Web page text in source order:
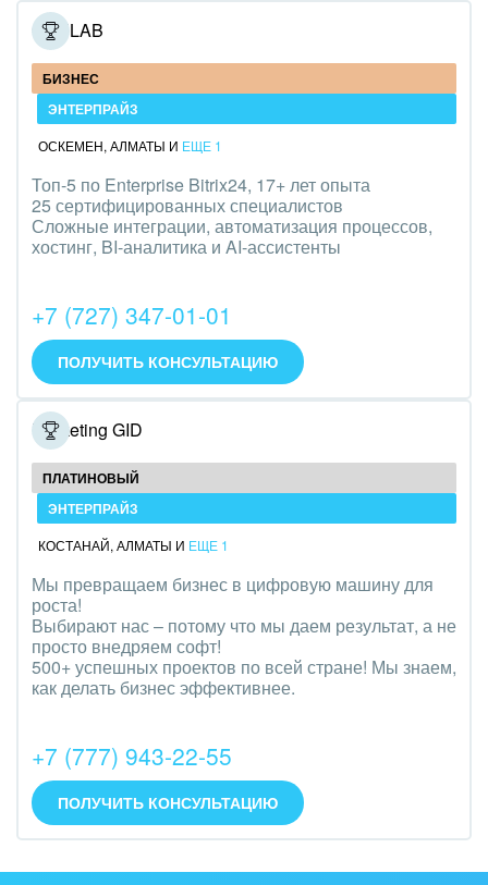
Культурные события, спорт, шоу-бизнес
Логистика
Мебель, лес, деревообработка
Медицина и фармацевтика
Металлургия
Нефть, газ
Оборудование, техника
Полиграфия
Ритуальные услуги
Рынки и торговля
Финансы, бухгалтерия, банки
Химия и нефтехимия
Ювелирное дело
Юриспруденция
ONELAB
БИЗНЕС
ЭНТЕРПРАЙЗ
ОСКЕМЕН, АЛМАТЫ И ЕЩЕ 1
Топ-5 по Enterprise Bitrix24, 17+ лет опыта
25 сертифицированных специалистов
Сложные интеграции, автоматизация процессов,
хостинг, BI-аналитика и AI-ассистенты
+7 (727) 347-01-01
ПОЛУЧИТЬ КОНСУЛЬТАЦИЮ
Marketing GID
ПЛАТИНОВЫЙ
ЭНТЕРПРАЙЗ
КОСТАНАЙ, АЛМАТЫ И ЕЩЕ 1
Мы превращаем бизнес в цифровую машину для
роста!
Выбирают нас – потому что мы даем результат, а не
просто внедряем софт!
500+ успешных проектов по всей стране! Мы знаем,
как делать бизнес эффективнее.
+7 (777) 943-22-55
ПОЛУЧИТЬ КОНСУЛЬТАЦИЮ